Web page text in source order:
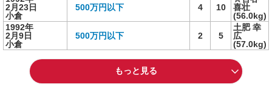
2月23日
小倉
500万円以下 4 10
喜壮
(56.0kg)
1992年
2月9日
小倉
500万円以下 2 5
土肥 幸
広
(57.0kg)
もっと見る